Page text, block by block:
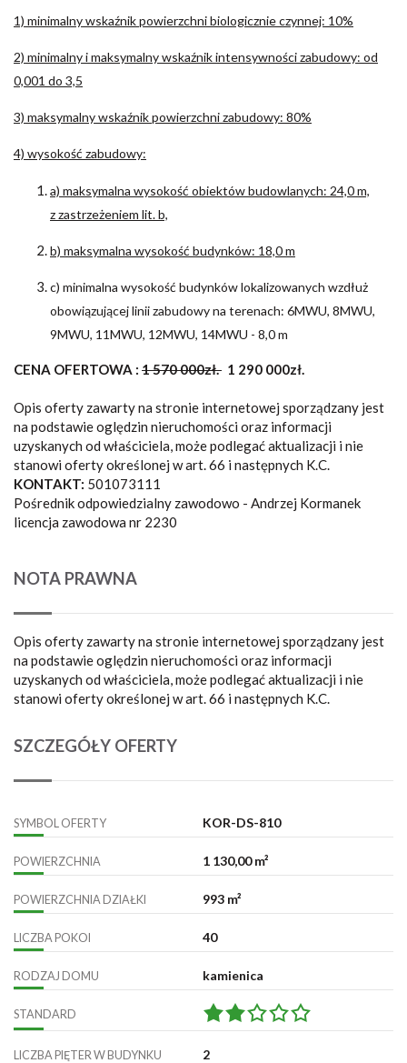
1) minimalny wskaźnik powierzchni biologicznie czynnej: 10%
2) minimalny i maksymalny wskaźnik intensywności zabudowy: od
0,001 do 3,5
3) maksymalny wskaźnik powierzchni zabudowy: 80%
4) wysokość zabudowy:
a) maksymalna wysokość obiektów budowlanych: 24,0 m,
z zastrzeżeniem lit. b,
b) maksymalna wysokość budynków: 18,0 m
c) minimalna wysokość budynków lokalizowanych wzdłuż
obowiązującej linii zabudowy na terenach: 6MWU, 8MWU,
9MWU, 11MWU, 12MWU, 14MWU - 8,0 m
CENA OFERTOWA : 1 570 000zł. 1 290 000zł.
Opis oferty zawarty na stronie internetowej sporządzany jest
na podstawie oględzin nieruchomości oraz informacji
uzyskanych od właściciela, może podlegać aktualizacji i nie
stanowi oferty określonej w art. 66 i następnych K.C.
KONTAKT: 501073111
Pośrednik odpowiedzialny zawodowo - Andrzej Kormanek
licencja zawodowa nr 2230
NOTA PRAWNA
Opis oferty zawarty na stronie internetowej sporządzany jest
na podstawie oględzin nieruchomości oraz informacji
uzyskanych od właściciela, może podlegać aktualizacji i nie
stanowi oferty określonej w art. 66 i następnych K.C.
SZCZEGÓŁY OFERTY
SYMBOL OFERTY KOR-DS-810
POWIERZCHNIA 1 130,00 m²
POWIERZCHNIA DZIAŁKI 993 m²
LICZBA POKOI 40
RODZAJ DOMU kamienica
STANDARD
LICZBA PIĘTER W BUDYNKU 2